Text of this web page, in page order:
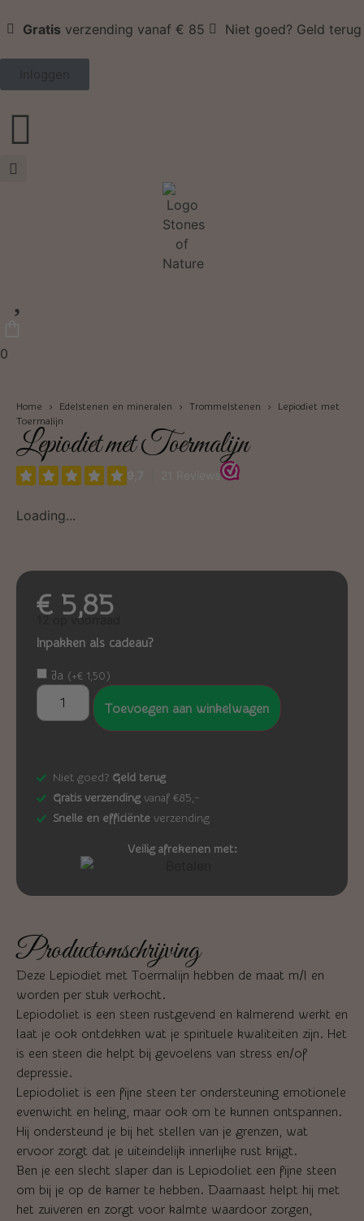
Gratis verzending vanaf € 85 Niet goed? Geld terug
Inloggen
0
Home › Edelstenen en mineralen › Trommelstenen › Lepiodiet met
Toermalijn
Lepiodiet met Toermalijn
Loading...
€5,85
12 op voorraad
Inpakken als cadeau?
Ja (+€ 1,50)
Toevoegen aan winkelwagen
Niet goed? Geld terug
Gratis verzending vanaf €85,-
Snelle en efficiënte verzending
Veilig afrekenen met:
Productomschrijving
Deze Lepiodiet met Toermalijn hebben de maat m/l en
worden per stuk verkocht.
Lepiodoliet is een steen rustgevend en kalmerend werkt en
laat je ook ontdekken wat je spirituele kwaliteiten zijn. Het
is een steen die helpt bij gevoelens van stress en/of
depressie.
Lepiodoliet is een fijne steen ter ondersteuning emotionele
evenwicht en heling, maar ook om te kunnen ontspannen.
Hij ondersteund je bij het stellen van je grenzen, wat
ervoor zorgt dat je uiteindelijk innerlijke rust krijgt.
Ben je een slecht slaper dan is Lepiodoliet een fijne steen
om bij je op de kamer te hebben. Daarnaast helpt hij met
het zuiveren en zorgt voor kalmte waardoor zorgen,